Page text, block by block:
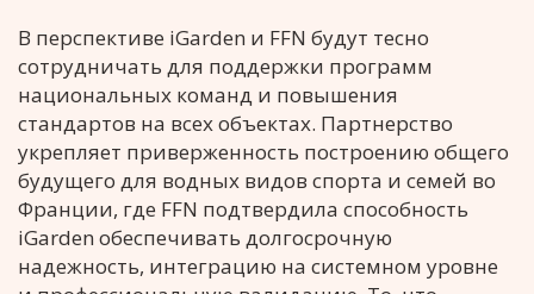
В перспективе iGarden и FFN будут тесно
сотрудничать для поддержки программ
национальных команд и повышения
стандартов на всех объектах. Партнерство
укрепляет приверженность построению общего
будущего для водных видов спорта и семей во
Франции, где FFN подтвердила способность
iGarden обеспечивать долгосрочную
надежность, интеграцию на системном уровне